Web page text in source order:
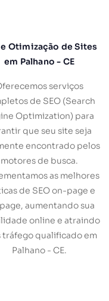
e Otimização de Sites
em Palhano - CE
serviços
de SEO (Search
Optimization) para
que seu site seja
encontrado pelos
motores de busca.
as melhores
de SEO on-page e
aumentando sua
online e atraindo
tráfego qualificado em
Palhano - CE.